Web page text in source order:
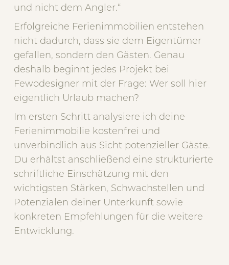
und nicht dem Angler.“
Erfolgreiche Ferienimmobilien entstehen
nicht dadurch, dass sie dem Eigentümer
gefallen, sondern den Gästen. Genau
deshalb beginnt jedes Projekt bei
Fewodesigner mit der Frage: Wer soll hier
eigentlich Urlaub machen?
Im ersten Schritt analysiere ich deine
Ferienimmobilie kostenfrei und
unverbindlich aus Sicht potenzieller Gäste.
Du erhältst anschließend eine strukturierte
schriftliche Einschätzung mit den
wichtigsten Stärken, Schwachstellen und
Potenzialen deiner Unterkunft sowie
konkreten Empfehlungen für die weitere
Entwicklung.